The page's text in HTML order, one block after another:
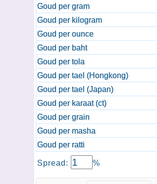
Goud per gram
Goud per kilogram
Goud per ounce
Goud per baht
Goud per tola
Goud per tael (Hongkong)
Goud per tael (Japan)
Goud per karaat (ct)
Goud per grain
Goud per masha
Goud per ratti
Spread: %